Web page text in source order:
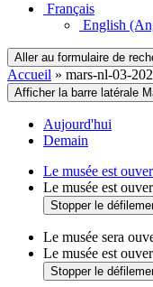
Français
English
Aller au formulaire de
Accueil » mars-nl-03-
Afficher la barre latérale
Aujourd'hui
Demain
Le musée est
Le musée est
Stopper le
Le musée sera
Le musée est
Stopper le